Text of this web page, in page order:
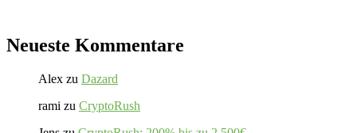
Neueste Kommentare
Alex zu Dazard
rami zu CryptoRush